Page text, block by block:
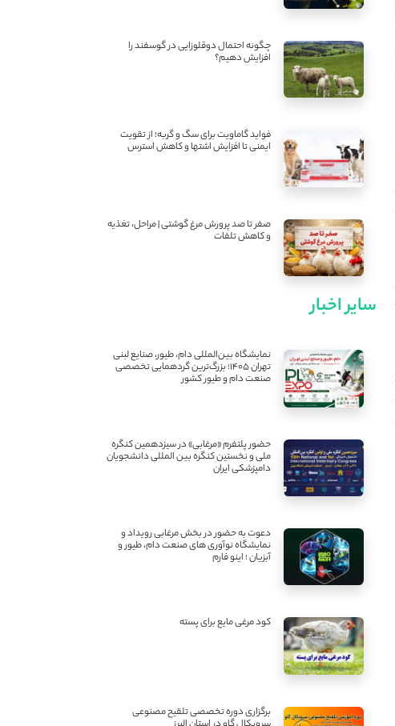
چگونه احتمال دوقلوزایی در گوسفند را
افزایش دهیم؟
فواید گاماویت برای سگ و گربه؛ از تقویت
ایمنی تا افزایش اشتها و کاهش استرس
صفر تا صد پرورش مرغ گوشتی | مراحل، تغذیه
و کاهش تلفات
سایر اخبار
نمایشگاه بین‌المللی دام، طیور، صنایع لبنی
تهران ۱۴۰۵؛ بزرگ‌ترین گردهمایی تخصصی
صنعت دام و طیور کشور
حضور پلتفرم «مرغابی» در سیزدهمین کنگره
ملی و نخستین کنگره بین ‌المللی دانشجویان
دامپزشکی ایران
دعوت به حضور در بخش مرغابی رویداد و
نمایشگاه نوآوری های صنعت دام، طیور و
آبزیان ؛ اینو فارم
کود مرغی مایع برای پسته
برگزاری دوره تخصصی تلقیح مصنوعی